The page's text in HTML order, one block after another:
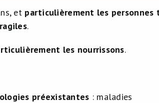
et particulièrement les personnes
.
les nourrissons.
préexistantes : maladies